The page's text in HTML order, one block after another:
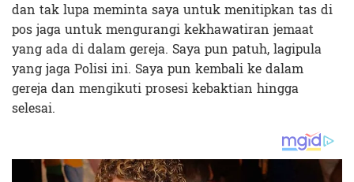
dan tak lupa meminta saya untuk menitipkan tas di
pos jaga untuk mengurangi kekhawatiran jemaat
yang ada di dalam gereja. Saya pun patuh, lagipula
yang jaga Polisi ini. Saya pun kembali ke dalam
gereja dan mengikuti prosesi kebaktian hingga
selesai.